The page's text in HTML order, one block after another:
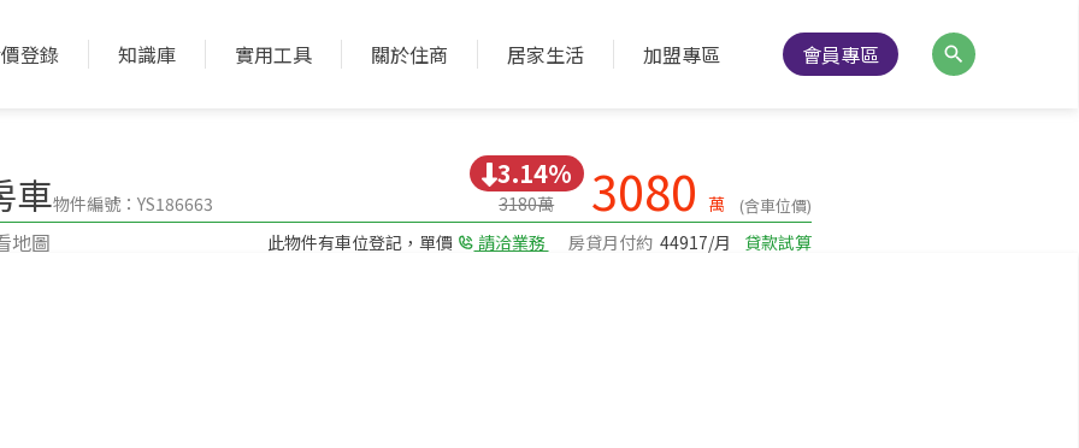
登錄 知識庫 實用工具 關於住商 居家生活 加盟專區 會員專區
車物件編號：YS186663
3.14%
3180萬 3080 萬 (含車位價)
地圖 此物件有車位登記，單價 請洽業務 房貸月付約 44917/月 貸款試算